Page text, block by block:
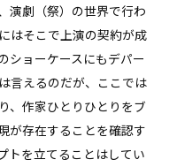
演劇（祭）の世界で行わ
はそこで上演の契約が成
ショーケースにもデパー
言えるのだが、ここでは
、作家ひとりひとりをブ
が存在することを確認す
トを立てることはしてい